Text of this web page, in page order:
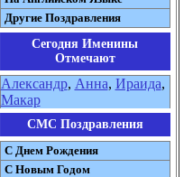
Другие Поздравления
Сегодня Именины
Отмечают
Александр, Анна, Ираида,
Макар
СМС Поздравления
С Днем Рождения
С Новым Годом